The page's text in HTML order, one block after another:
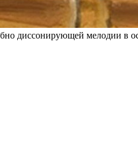
диссонирующей мелодии в